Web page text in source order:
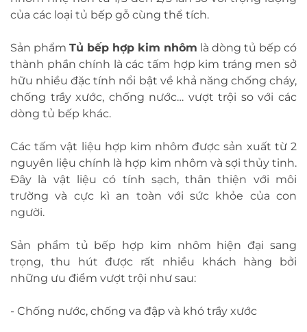
của các loại tủ bếp gỗ cùng thể tích.
Sản phẩm Tủ bếp hợp kim nhôm là dòng tủ bếp có
thành phần chính là các tấm hợp kim tráng men sở
hữu nhiều đặc tính nổi bật về khả năng chống cháy,
chống trầy xước, chống nước… vượt trội so với các
dòng tủ bếp khác.
Các tấm vật liệu hợp kim nhôm được sản xuất từ 2
nguyên liệu chính là hợp kim nhôm và sợi thủy tinh.
Đây là vật liệu có tính sạch, thân thiện với môi
trường và cực kì an toàn với sức khỏe của con
người.
Sản phẩm tủ bếp hợp kim nhôm hiện đại sang
trọng, thu hút được rất nhiều khách hàng bởi
những ưu điểm vượt trội như sau:
- Chống nước, chống va đập và khó trầy xước